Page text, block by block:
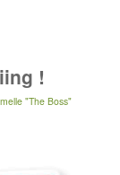
!
"The Boss"